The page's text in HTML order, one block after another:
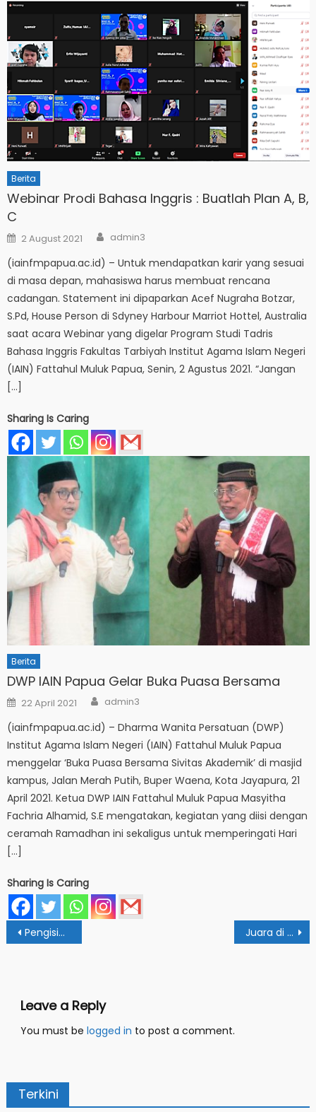
Berita
Webinar Prodi Bahasa Inggris : Buatlah Plan A, B,
C
Posted
on
2 August 2021 Author
admin3
(iainfmpapua.ac.id) – Untuk mendapatkan karir yang sesuai
di masa depan, mahasiswa harus membuat rencana
cadangan. Statement ini dipaparkan Acef Nugraha Botzar,
S.Pd, House Person di Sdyney Harbour Marriot Hottel, Australia
saat acara Webinar yang digelar Program Studi Tadris
Bahasa Inggris Fakultas Tarbiyah Institut Agama Islam Negeri
(IAIN) Fattahul Muluk Papua, Senin, 2 Agustus 2021. “Jangan
[…]
Sharing Is Caring
Berita
DWP IAIN Papua Gelar Buka Puasa Bersama
Posted
on
22 April 2021 Author
admin3
(iainfmpapua.ac.id) – Dharma Wanita Persatuan (DWP)
Institut Agama Islam Negeri (IAIN) Fattahul Muluk Papua
menggelar ‘Buka Puasa Bersama Sivitas Akademik’ di masjid
kampus, Jalan Merah Putih, Buper Waena, Kota Jayapura, 21
April 2021. Ketua DWP IAIN Fattahul Muluk Papua Masyitha
Fachria Alhamid, S.E mengatakan, kegiatan yang diisi dengan
ceramah Ramadhan ini sekaligus untuk memperingati Hari
[…]
Sharing Is Caring
Post
navigation
Pengisian PDSS SPAN UM PTKIN Sudah Dibuka, Ini Caranya Juara di MTQ Distrik, Mahasiswa IAIN Papua Tatap Tingkat Kota dan Provinsi
Leave a Reply
You must be logged in to post a comment.
Terkini